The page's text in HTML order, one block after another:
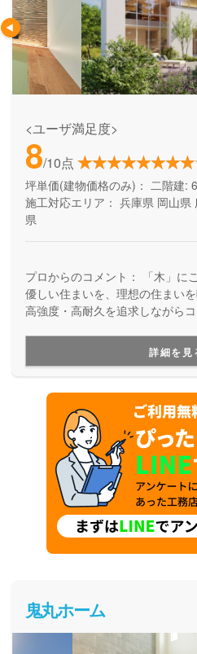
<ユーザ満足度>
8/10点
坪単価(建物価格のみ)： 二階建:
施工対応エリア： 兵庫県 岡山県
県
プロからのコメント：
「木」に
優しい住まいを、理想の住まい
高強度・高耐久を追求しながら
詳細を見
鬼丸ホーム